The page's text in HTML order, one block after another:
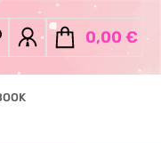
0,00 €
Warenkorb